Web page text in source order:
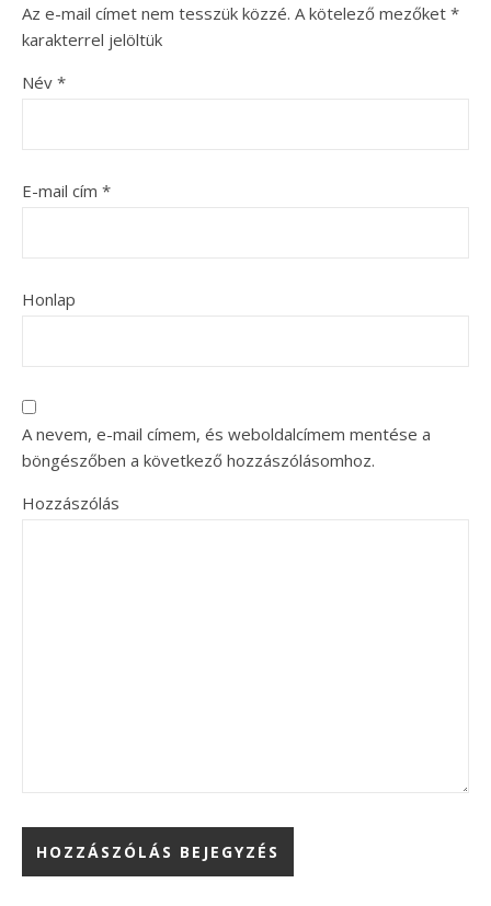
Az e-mail címet nem tesszük közzé. A kötelező mezőket *
karakterrel jelöltük
Név *
E-mail cím *
Honlap
A nevem, e-mail címem, és weboldalcímem mentése a
böngészőben a következő hozzászólásomhoz.
Hozzászólás